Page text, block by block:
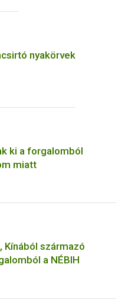
nyakörvek
ki a forgalomból
miatt
Kínából származó
a NÉBIH